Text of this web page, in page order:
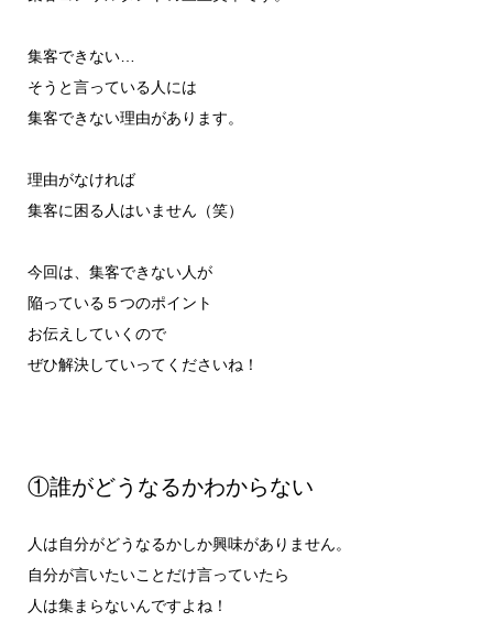
集客できない…
そうと言っている人には
集客できない理由があります。
理由がなければ
集客に困る人はいません（笑）
今回は、集客できない人が
陥っている５つのポイント
お伝えしていくので
ぜひ解決していってくださいね！
①誰がどうなるかわからない
人は自分がどうなるかしか興味がありません。
自分が言いたいことだけ言っていたら
人は集まらないんですよね！